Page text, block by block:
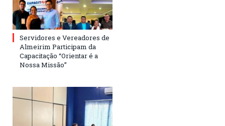
Servidores e Vereadores de
Almeirim Participam da
Capacitação “Orientar é a
Nossa Missão”